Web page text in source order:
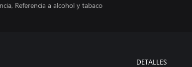
Referencia a alcohol y tabaco
DETALLES